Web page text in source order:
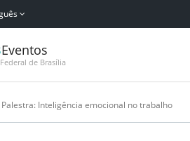
Eventos
de Brasília
Palestra: Inteligência emocional no trabalho